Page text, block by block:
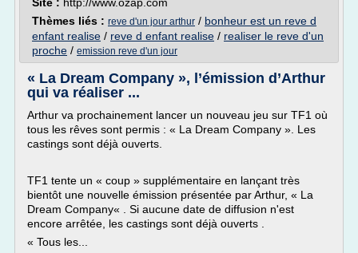
Thèmes liés : reve d'un jour arthur / bonheur est un reve d
enfant realise / reve d enfant realise / realiser le reve d'un
proche / emission reve d'un jour
« La Dream Company », l’émission d’Arthur
qui va réaliser ...
Arthur va prochainement lancer un nouveau jeu sur TF1 où
tous les rêves sont permis : « La Dream Company ». Les
castings sont déjà ouverts.
TF1 tente un « coup » supplémentaire en lançant très
bientôt une nouvelle émission présentée par Arthur, « La
Dream Company« . Si aucune date de diffusion n'est
encore arrêtée, les castings sont déjà ouverts .
« Tous les...